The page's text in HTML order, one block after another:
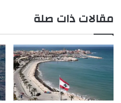
مقالات ذات صلة